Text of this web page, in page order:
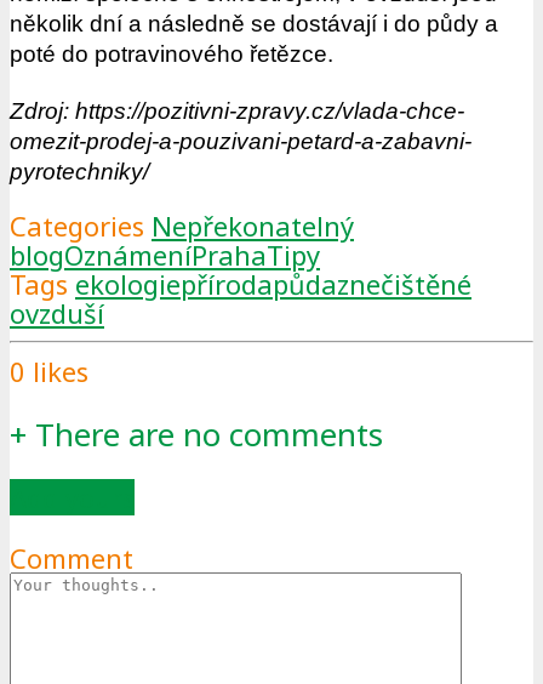
několik dní a následně se dostávají i do půdy a
poté do potravinového řetězce.
Zdroj: https://pozitivni-zpravy.cz/vlada-chce-
omezit-prodej-a-pouzivani-petard-a-zabavni-
pyrotechniky/
Categories Nepřekonatelný
blogOznámeníPrahaTipy
Tags ekologiepřírodapůdaznečištěné
ovzduší
0 likes
+ There are no comments
Comment